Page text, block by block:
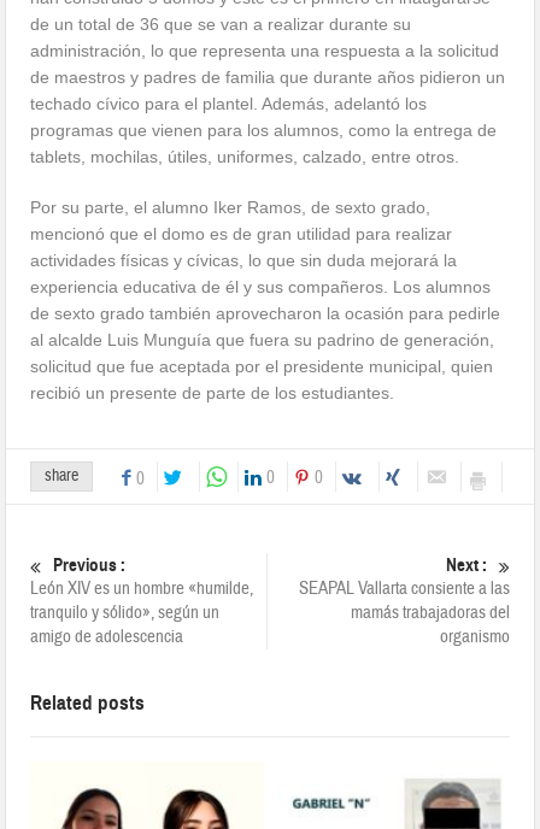
de un total de 36 que se van a realizar durante su
administración, lo que representa una respuesta a la solicitud
de maestros y padres de familia que durante años pidieron un
techado cívico para el plantel. Además, adelantó los
programas que vienen para los alumnos, como la entrega de
tablets, mochilas, útiles, uniformes, calzado, entre otros.
Por su parte, el alumno Iker Ramos, de sexto grado,
mencionó que el domo es de gran utilidad para realizar
actividades físicas y cívicas, lo que sin duda mejorará la
experiencia educativa de él y sus compañeros. Los alumnos
de sexto grado también aprovecharon la ocasión para pedirle
al alcalde Luis Munguía que fuera su padrino de generación,
solicitud que fue aceptada por el presidente municipal, quien
recibió un presente de parte de los estudiantes.
share 0 0 0
Previous :
León XIV es un hombre «humilde,
tranquilo y sólido», según un
amigo de adolescencia
Next :
SEAPAL Vallarta consiente a las
mamás trabajadoras del
organismo
Related posts